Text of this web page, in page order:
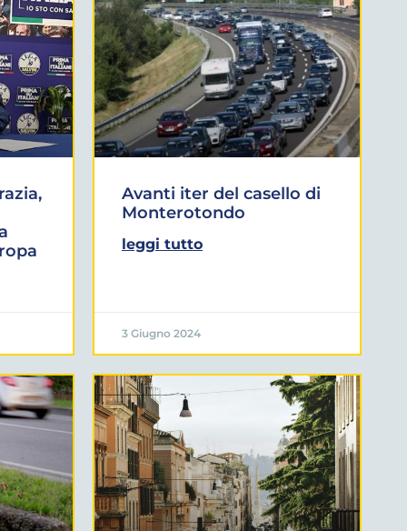
Avanti iter del casello di
Monterotondo
leggi tutto
3 Giugno 2024